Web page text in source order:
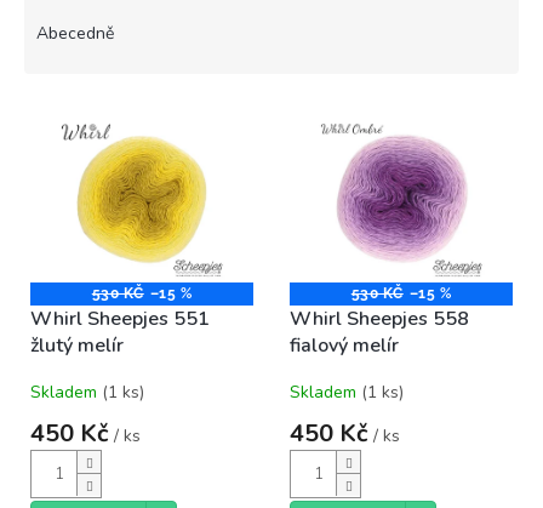
e
t
ů
Abecedně
d
u
t
ů
530 KČ –15 %
Whirl Sheepjes 551
žlutý melír
Skladem (1 ks)
450 Kč / ks
530 KČ –15 %
Whirl Sheepjes 558
fialový melír
Skladem (1 ks)
450 Kč / ks